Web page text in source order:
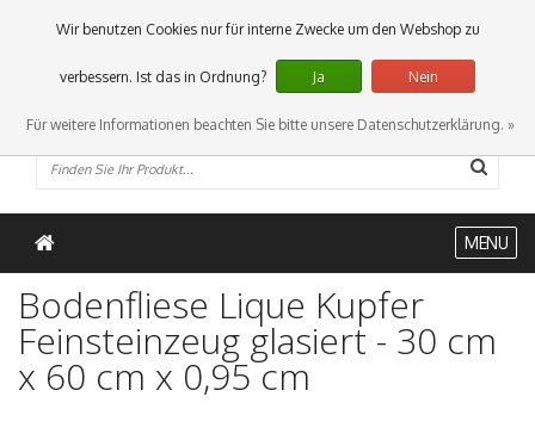
0 Artikel
MENU
Bodenfliese Lique Kupfer
Feinsteinzeug glasiert - 30 cm
x 60 cm x 0,95 cm
Wir benutzen Cookies nur für interne Zwecke um den Webshop zu
verbessern. Ist das in Ordnung? Ja Nein
Für weitere Informationen beachten Sie bitte unsere Datenschutzerklärung. »